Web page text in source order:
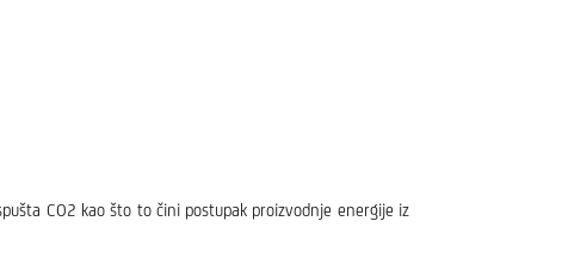
CO2 kao što to čini postupak proizvodnje energije iz